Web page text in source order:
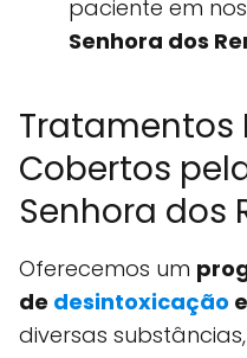
paciente em
Senhora dos
Tratamentos
Cobertos
Senhora dos
Oferecemos um
de desintoxicação
diversas